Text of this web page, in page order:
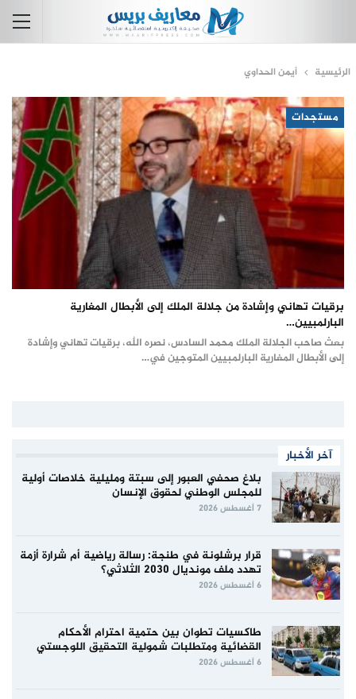
الرئيسية أيمن الحداوي
مستجدات
برقيات تهاني وإشادة من جلالة الملك إلى الأبطال المغارية
البارلمبيين…
بعث صاحب الجلالة الملك محمد السادس، نصره الله، برقيات تهاني وإشادة
إلى الأبطال المغارية البارلمبيين المتوجين في…
آخر الأخبار
بلاغ صحفي العبور إلى سبتة ومليلية خلاصات أولية
للمجلس الوطني لحقوق الإنسان
7 أغسطس 2026
قرار برشلونة في طنجة: رسالة رياضية أم شرارة أزمة
تهدد ملف مونديال 2030 الثلاثي؟
6 أغسطس 2026
طاكسيات تطوان بين حتمية احترام الأحكام
القضائية ومتطلبات شمولية التحقيق اللوجستي
6 أغسطس 2026